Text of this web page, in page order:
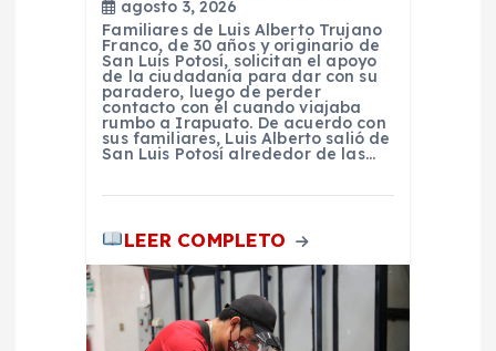
agosto 3, 2026
Familiares de Luis Alberto Trujano
Franco, de 30 años y originario de
San Luis Potosí, solicitan el apoyo
de la ciudadanía para dar con su
paradero, luego de perder
contacto con él cuando viajaba
rumbo a Irapuato. De acuerdo con
sus familiares, Luis Alberto salió de
San Luis Potosí alrededor de las…
LEER COMPLETO